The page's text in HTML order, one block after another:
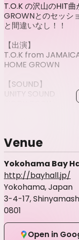
T.O.K の沢山のHIT
GROWNとのセッシ
と間違いなし！！
【出演】
T.O.K from
HOME GROWN
【SOUND】
UNITY SOUND
当日9000円（１D別）
中学生以下、保護者
年齢に関わらず入場
Venue
Yokohama Bay
http://bayhall.jp/
Yokohama, Japan
3-4-17,
0801
Open in